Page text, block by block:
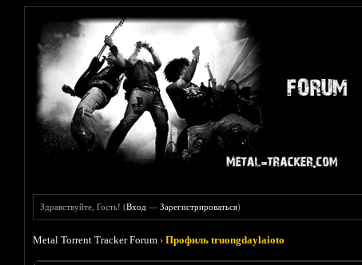
Здравствуйте, Гость! (Вход —Зарегистрироваться)
Metal Torrent Tracker Forum ›Профиль truongdaylaioto